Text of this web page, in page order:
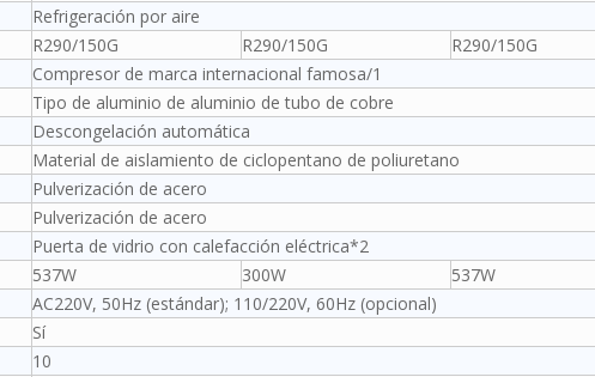
Refrigeración por aire
R290/150G R290/150G
R290/150G
Compresor de marca internacional famosa/1
Tipo de aluminio de aluminio de tubo de cobre
Descongelación automática
Material de aislamiento de ciclopentano de poliuretano
Pulverización de acero
Pulverización de acero
Puerta de vidrio con calefacción eléctrica*2
537W 300W
537W
AC220V, 50Hz (estándar); 110/220V, 60Hz (opcional)
Sí
10